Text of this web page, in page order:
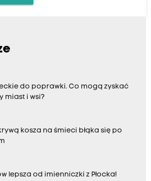
do poprawki. Co mogą zyskać
miast i wsi?
kosza na śmieci błąka się po
lepsza od imienniczki z Płocka!